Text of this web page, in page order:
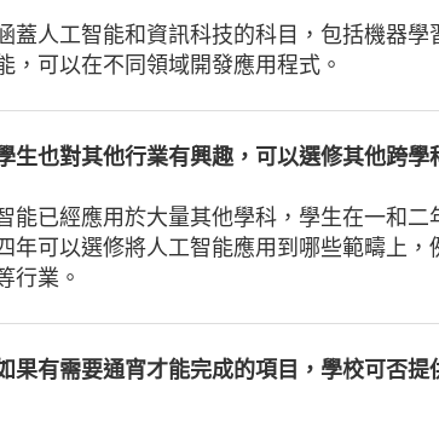
蓋人工智能和資訊科技的科目，包括機器
，可以在不同領域開發應用程式。
生也對其他行業有興趣，可以選修其他跨學
能已經應用於大量其他學科，學生在一和二
年可以選修將人工智能應用到哪些範疇上
行業。
果有需要通宵才能完成的項目，學校可否